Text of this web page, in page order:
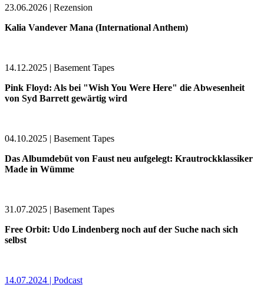
23.06.2026 | Rezension
Kalia Vandever Mana (International Anthem)
14.12.2025 | Basement Tapes
Pink Floyd: Als bei "Wish You Were Here" die Abwesenheit
von Syd Barrett gewärtig wird
04.10.2025 | Basement Tapes
Das Albumdebüt von Faust neu aufgelegt: Krautrockklassiker
Made in Wümme
31.07.2025 | Basement Tapes
Free Orbit: Udo Lindenberg noch auf der Suche nach sich
selbst
14.07.2024 | Podcast